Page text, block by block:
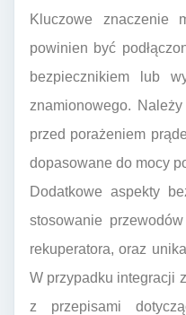
Kluczowe znaczenie
powinien być
bezpiecznikiem lub
znamionowego.
przed porażeniem
dopasowane do mocy
Dodatkowe aspekty
stosowanie
rekuperatora, oraz
W przypadku integracji
z przepisami